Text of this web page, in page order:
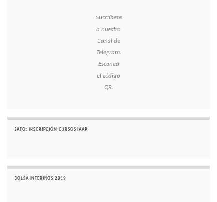
Suscríbete
a nuestro
Canal de
Telegram.
Escanea
el código
QR.
SAFO: INSCRIPCIÓN CURSOS IAAP
BOLSA INTERINOS 2019